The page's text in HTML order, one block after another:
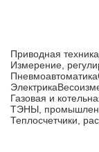
Приводная техника
Измерение,
Пневмоавтоматика
Электрика
Газовая и
ТЭНЫ,
Теплосчетчики,